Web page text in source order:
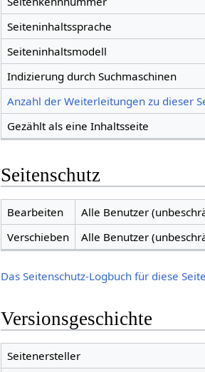
Seiteninhaltssprache
Seiteninhaltsmodell
Indizierung durch Suchmaschinen
Anzahl der Weiterleitungen zu dieser
Gezählt als eine Inhaltsseite
Seitenschutz
Bearbeiten
Alle Benutzer
Verschieben
Alle Benutzer
Das Seitenschutz-Logbuch für diese
Versionsgeschichte
Seitenersteller